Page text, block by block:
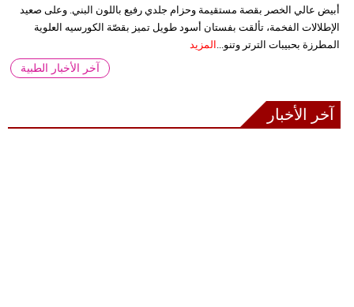
أبيض عالي الخصر بقصة مستقيمة وحزام جلدي رفيع باللون البني. وعلى صعيد
الإطلالات الفخمة، تألقت بفستان أسود طويل تميز بقصّة الكورسيه العلوية
المطرزة بحبيبات الترتر وتنو... المزيد
آخر الأخبار الطبية
آخر الأخبار